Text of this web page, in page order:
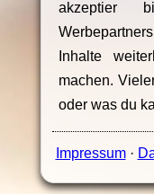
akzeptier
Inhalte
machen.
oder was du
Impressum·